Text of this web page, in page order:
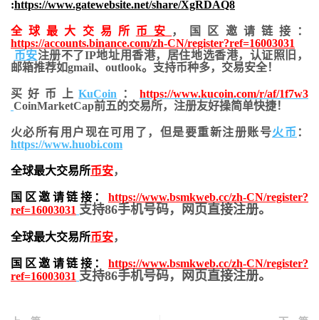
:https://www.gatewebsite.net/share/XgRDAQ8
全球最大交易所 币安
，国区邀请链接：
https://accounts.binance.com/zh-CN/register?ref=16003031
币安注册不了IP地址用香港，居住地选香港，认证照旧，
邮箱推荐如gmail、outlook。支持币种多，交易安全！
买好币上KuCoin ：https://www.kucoin.com/r/af/1f7w3
CoinMarketCap前五的交易所，注册友好操简单快捷！
火必所有用户现在可用了，但是要重新注册账号火币 ：
https://www.huobi.com
全球最大交易所币安，
国区邀请链接： https://www.bsmkweb.cc/zh-CN/register?
ref=16003031 支持86手机号码，网页直接注册。
全球最大交易所币安，
国区邀请链接： https://www.bsmkweb.cc/zh-CN/register?
ref=16003031 支持86手机号码，网页直接注册。